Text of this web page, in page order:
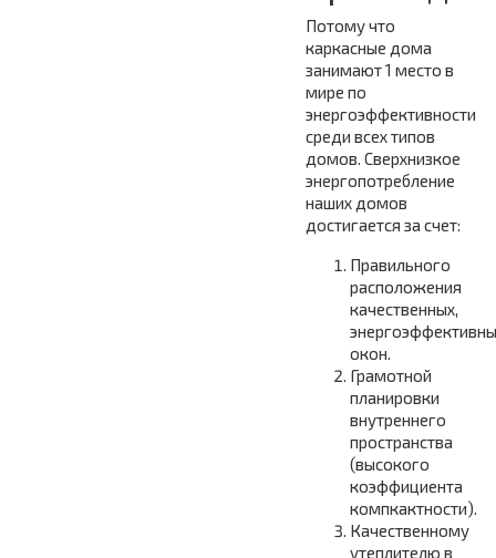
Потому что
каркасные дома
занимают 1 место в
мире по
энергоэффективности
среди всех типов
домов. Сверхнизкое
энергопотребление
наших домов
достигается за счет:
Правильного
расположения
качественных,
окон.
Грамотной
планировки
внутреннего
пространства
(высокого
коэффициента
компкактности).
Качественному
утеплителю в